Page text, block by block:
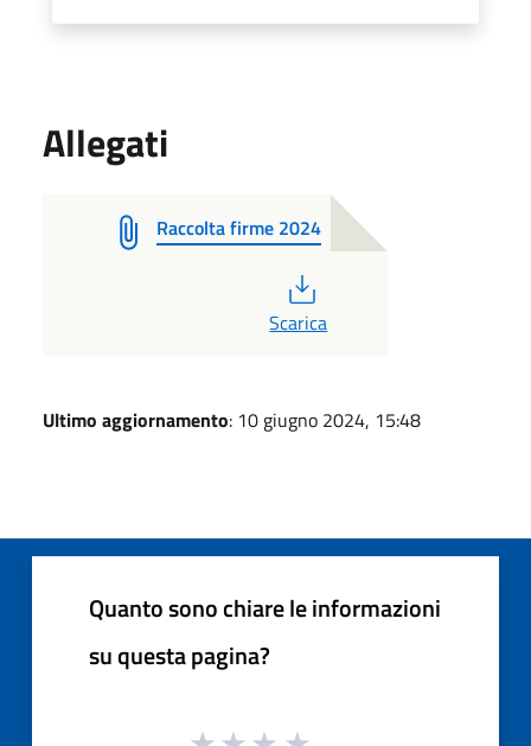
Allegati
Raccolta firme 2024
Scarica
Ultimo aggiornamento: 10 giugno 2024, 15:48
Quanto sono chiare le informazioni
su questa pagina?